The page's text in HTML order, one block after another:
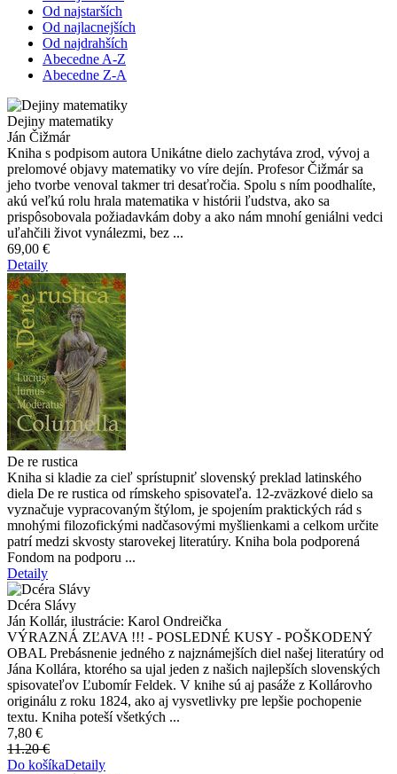
Od najstarších
Od najlacnejších
Od najdrahších
Abecedne A-Z
Abecedne Z-A
Dejiny matematiky
Ján Čižmár
Kniha s podpisom autora Unikátne dielo zachytáva zrod, vývoj a
prelomové objavy matematiky vo víre dejín. Profesor Čižmár sa
jeho tvorbe venoval takmer tri desaťročia. Spolu s ním poodhalíte,
akú veľkú rolu hrala matematika v histórii ľudstva, ako sa
prispôsobovala požiadavkám doby a ako nám mnohí geniálni vedci
uľahčili život vynálezmi, bez ...
69,00 €
Detaily
De re rustica
Kniha si kladie za cieľ sprístupniť slovenský preklad latinského
diela De re rustica od rímskeho spisovateľa. 12-zväzkové dielo sa
vyznačuje vypracovaným štýlom, je spojením praktických rád s
mnohými filozofickými nadčasovými myšlienkami a celkom určite
patrí medzi skvosty starovekej literatúry. Kniha bola podporená
Fondom na podporu ...
Detaily
Dcéra Slávy
Ján Kollár, ilustrácie: Karol Ondreička
VÝRAZNÁ ZĽAVA !!! - POSLEDNÉ KUSY - POŠKODENÝ
OBAL Prebásnenie jedného z najznámejších diel našej literatúry od
Jána Kollára, ktorého sa ujal jeden z našich najlepších slovenských
spisovateľov Ľubomír Feldek. V knihe sú aj pasáže z Kollárovho
originálu z roku 1824, ako aj vysvetlivky pre lepšie pochopenie
textu. Kniha poteší všetkých ...
7,80 €
11.20 €
Do košíkaDetaily